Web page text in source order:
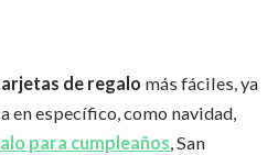
de regalo más fáciles, ya
en específico, como navidad,
para cumpleaños, San